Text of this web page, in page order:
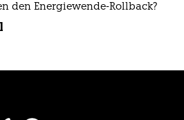
den Energiewende-Rollback?